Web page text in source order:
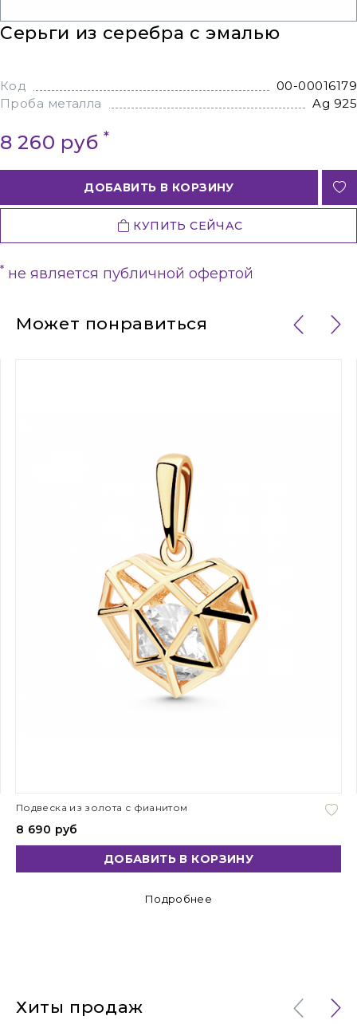
Серьги из серебра с эмалью
Код
00-00016179
Проба металла
Ag 925
8 260 руб*
ДОБАВИТЬ В КОРЗИНУ
КУПИТЬ СЕЙЧАС
* не является публичной офертой
Может понравиться
Подвеска из золота с фианитом
8 690 руб
ДОБАВИТЬ В КОРЗИНУ
Подробнее
Хиты продаж